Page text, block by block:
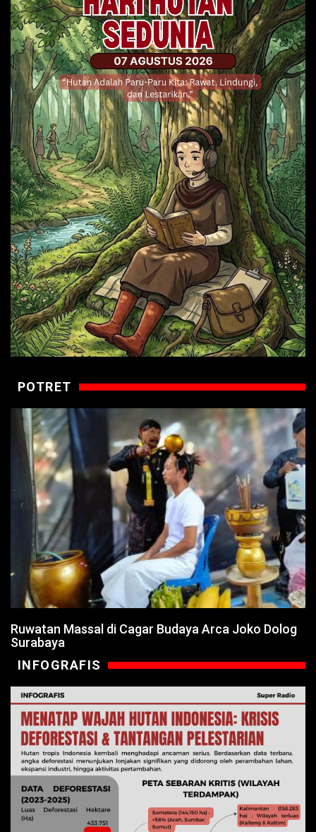
POTRET
Ruwatan Massal di Cagar Budaya Arca Joko Dolog
Surabaya
INFOGRAFIS